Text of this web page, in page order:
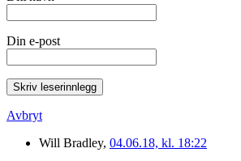
Din e-post
Skriv leserinnlegg
Avbryt
Will Bradley, 04.06.18, kl. 18:22